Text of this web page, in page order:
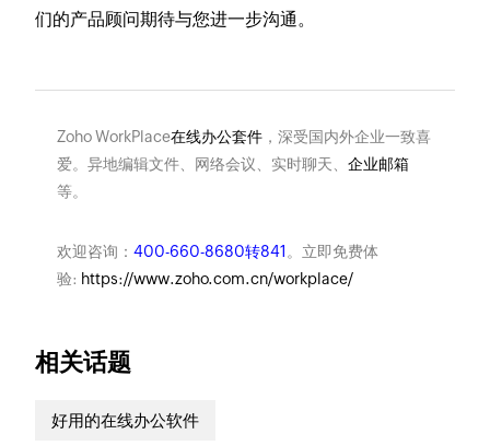
们的产品顾问期待与您进一步沟通。
Zoho WorkPlace在线办公套件，深受国内外企业一致喜
爱。异地编辑文件、网络会议、实时聊天、 企业邮箱
等。
欢迎咨询： 400-660-8680转841 。立即免费体
验: https://www.zoho.com.cn/workplace/
相关话题
好用的在线办公软件